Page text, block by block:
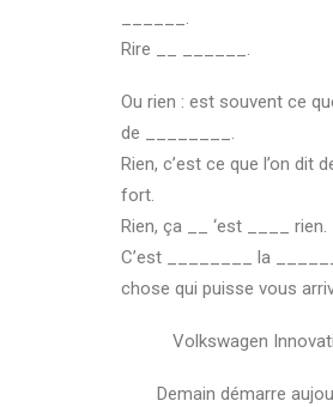
______.
Rire __ ______.
Ou rien : est souvent ce
de ________.
Rien, c’est ce que l’on dit
fort.
Rien, ça __ ‘est ____ rien.
C’est ________ la
chose qui puisse vous
Volkswagen
Demain démarre